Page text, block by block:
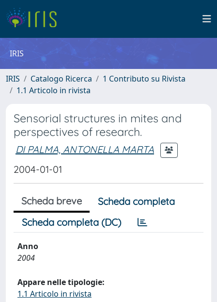
IRIS
IRIS Catalogo Ricerca
1 Contributo su Rivista
1.1 Articolo in rivista
Sensorial structures in mites and
perspectives of research.
DI PALMA, ANTONELLA MARTA
2004-01-01
Scheda breve
Scheda completa
Scheda completa (DC)
Anno
2004
Appare nelle tipologie:
1.1 Articolo in rivista